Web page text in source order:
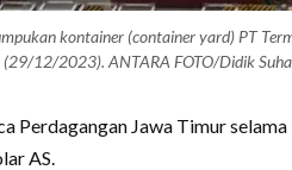
kontainer (container yard) PT
(29/12/2023). ANTARA FOTO/Didik
Perdagangan Jawa Timur
AS.